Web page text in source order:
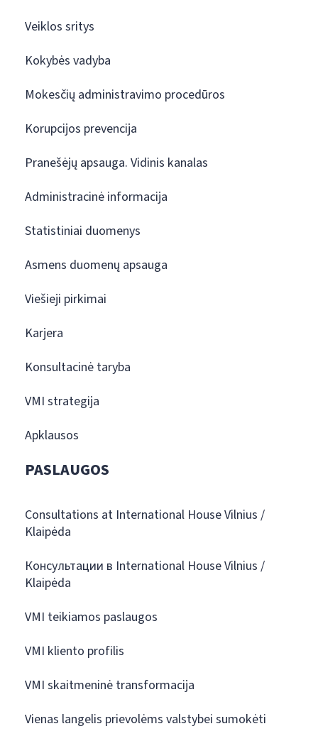
Veiklos sritys
Kokybės vadyba
Mokesčių administravimo procedūros
Korupcijos prevencija
Pranešėjų apsauga. Vidinis kanalas
Administracinė informacija
Statistiniai duomenys
Asmens duomenų apsauga
Viešieji pirkimai
Karjera
Konsultacinė taryba
VMI strategija
Apklausos
PASLAUGOS
Consultations at International House Vilnius /
Klaipėda
Консультации в International House Vilnius /
Klaipėda
VMI teikiamos paslaugos
VMI kliento profilis
VMI skaitmeninė transformacija
Vienas langelis prievolėms valstybei sumokėti